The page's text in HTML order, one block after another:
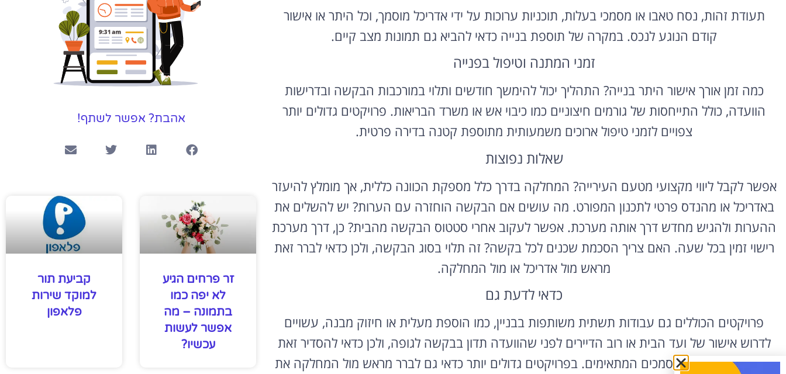
תעודת זהות, נסח טאבו או מסמכי בעלות, תוכניות ערוכות על ידי אדריכל מוסמך, וכל היתר או אישור
קודם הנוגע לנכס. במקרה של תוספת בנייה כדאי להביא גם תמונות מצב קיים.
זמני המתנה וטיפול בפנייה
כמה זמן אורך אישור היתר בנייה? התהליך יכול להימשך חודשים ותלוי במורכבות הבקשה ובדרישות
הוועדה, כולל התייחסות של גורמים חיצוניים כמו כיבוי אש או משרד הבריאות. פרויקטים גדולים יותר
צפויים לזמני טיפול ארוכים משמעותית מתוספת קטנה בדירה פרטית.
שאלות נפוצות
אפשר לקבל ליווי מקצועי מטעם העירייה? המחלקה בדרך כלל מספקת הכוונה כללית, אך מומלץ להיעזר
באדריכל או מהנדס פרטי לתכנון המפורט. מה עושים אם הבקשה הוחזרה עם הערות? יש להשלים את
ההערות ולהגיש מחדש דרך אותה מערכת. אפשר לעקוב אחרי סטטוס הבקשה מהבית? כן, דרך מערכת
רישוי זמין בכל שעה. האם צריך הסכמת שכנים לכל בקשה? זה תלוי בסוג הבקשה, ולכן כדאי לברר זאת
מראש מול אדריכל או מול המחלקה.
כדאי לדעת גם
פרויקטים הכוללים גם עבודות תשתית משותפות בבניין, כמו הוספת מעלית או חיזוק מבנה, עשויים
לדרוש אישור של ועד הבית או רוב הדיירים לפני שהוועדה תדון בבקשה לגופה, ולכן כדאי להסדיר זאת
מראש ולצרף את המסמכים המתאימים. בפרויקטים גדולים יותר כדאי גם לברר מראש מול המחלקה את
משתלמת
לחצו פה!
פודקאסטים ברמה הגבוהה
ביותר
בעל/ת עסק? סוכנות ניהול
מוניטין לקידום, שיווק ופרסום
באינטרנט כאן עבורך!
לפרטים
אהבת? אפשר לשתף!
זר פרחים הגיע
לא יפה כמו
בתמונה – מה
אפשר לעשות
עכשיו?
קביעת תור
למוקד שירות
פלאפון